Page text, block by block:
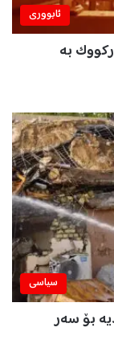
ئابووری
کەرکووک بە
سیاسی
بۆ سەر